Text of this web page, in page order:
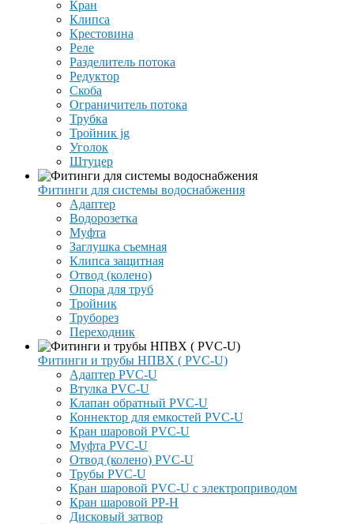
Кран
Клипса
Крестовина
Реле
Разделитель потока
Редуктор
Скоба
Ограничитель потока
Трубка
Тройник jg
Уголок
Штуцер
Фитинги для системы водоснабжения
Адаптер
Водорозетка
Муфта
Заглушка съемная
Клипса защитная
Отвод (колено)
Опора для труб
Тройник
Труборез
Переходник
Фитинги и трубы НПВХ ( PVC-U)
Адаптер PVC-U
Втулка PVC-U
Клапан обратный PVC-U
Коннектор для емкостей PVC-U
Кран шаровой PVC-U
Муфта PVC-U
Отвод (колено) PVC-U
Трубы PVC-U
Кран шаровой PVC-U с электроприводом
Кран шаровой PP-H
Дисковый затвор